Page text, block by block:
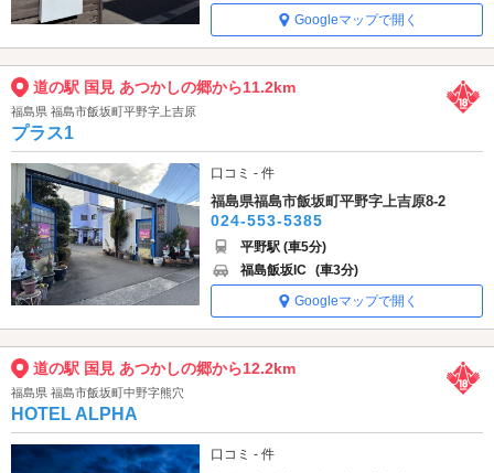
Googleマップで開く
道の駅 国見 あつかしの郷から11.2km
福島県 福島市飯坂町平野字上吉原
プラス1
口コミ - 件
福島県福島市飯坂町平野字上吉原8-2
024-553-5385
平野駅 (車5分)
福島飯坂IC (車3分)
Googleマップで開く
道の駅 国見 あつかしの郷から12.2km
福島県 福島市飯坂町中野字熊穴
HOTEL ALPHA
口コミ - 件